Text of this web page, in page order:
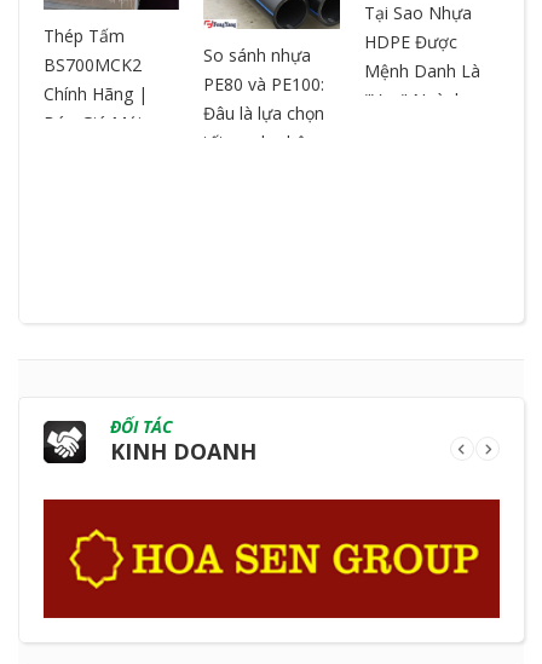
Thép Tấm
BS700MCK2
Chính Hãng |
Báo Giá Mới
So sánh nhựa
PE80 và PE100:
Đâu là lựa chọn
tối ưu cho hệ
Tại Sao Nhựa
HDPE Được
Mệnh Danh Là
"Vua" Ngành
ĐỐI TÁC
KINH DOANH